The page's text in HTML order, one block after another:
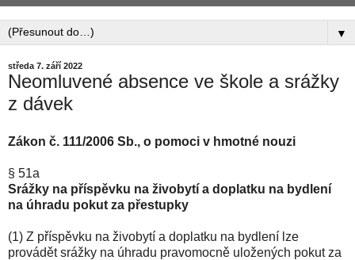
▼
středa 7. září 2022
Neomluvené absence ve škole a srážky
z dávek
Zákon č. 111/2006 Sb., o pomoci v hmotné nouzi
§ 51a
Srážky na příspěvku na živobytí a doplatku na bydlení
na úhradu pokut za přestupky
(1) Z příspěvku na živobytí a doplatku na bydlení lze
provádět srážky na úhradu pravomocně uložených pokut za